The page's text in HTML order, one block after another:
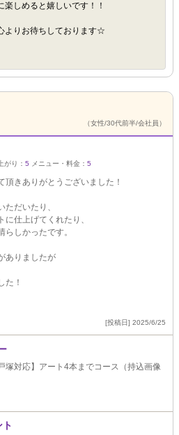
しめると嬉しいです！！
よりお待ちしております☆
（女性/30代前半/会社員）
がり： 5 メニュー・料金： 5
きありがとうございました！
だいたり、
仕上げてくれたり、
しかったです。
ありましたが
た！
[投稿日] 2025/6/25
塚対応】アート4本までコース（持込画像